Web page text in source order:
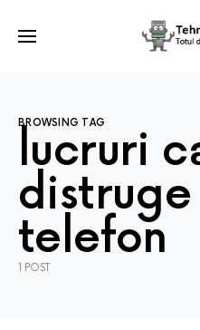
BROWSING TAG
lucruri
distruge
telefon
1 POST